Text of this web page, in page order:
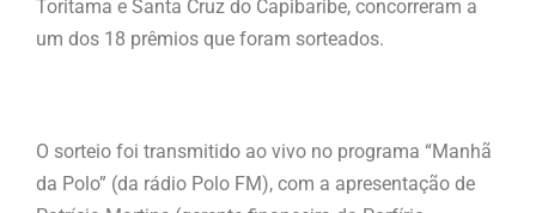
Toritama e Santa Cruz do Capibaribe, concorreram a
um dos 18 prêmios que foram sorteados.
O sorteio foi transmitido ao vivo no programa “Manhã
da Polo” (da rádio Polo FM), com a apresentação de